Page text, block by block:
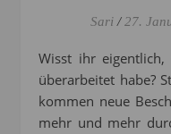
Sari / 27.
Wisst ihr eigentlich, wie oft ich diesen Text heute
überarbeitet habe?
kommen neue
mehr und mehr